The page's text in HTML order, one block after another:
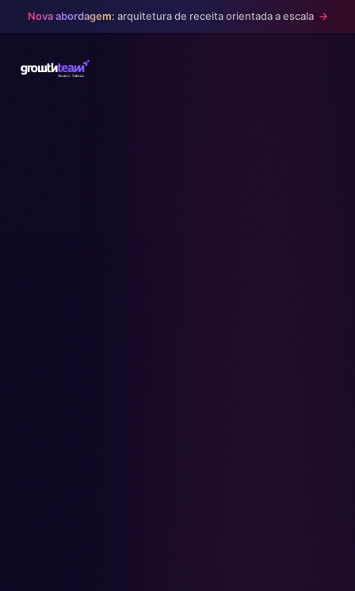
Nova abordagem: arquitetura de receita orientada a escala →